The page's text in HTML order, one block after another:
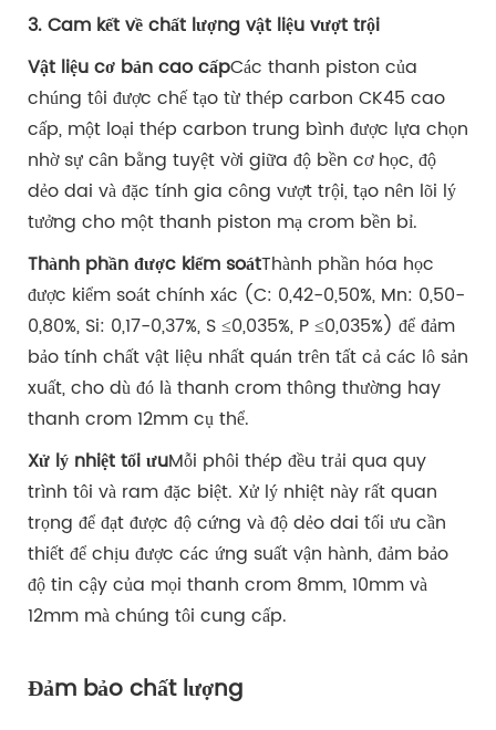
3. Cam kết về chất lượng vật liệu vượt trội
Vật liệu cơ bản cao cấpCác thanh piston của
chúng tôi được chế tạo từ thép carbon CK45 cao
cấp, một loại thép carbon trung bình được lựa chọn
nhờ sự cân bằng tuyệt vời giữa độ bền cơ học, độ
dẻo dai và đặc tính gia công vượt trội, tạo nên lõi lý
tưởng cho một thanh piston mạ crom bền bỉ.
Thành phần được kiểm soátThành phần hóa học
được kiểm soát chính xác (C: 0,42-0,50%, Mn: 0,50-
0,80%, Si: 0,17-0,37%, S ≤0,035%, P ≤0,035%) để đảm
bảo tính chất vật liệu nhất quán trên tất cả các lô sản
xuất, cho dù đó là thanh crom thông thường hay
thanh crom 12mm cụ thể.
Xử lý nhiệt tối ưuMỗi phôi thép đều trải qua quy
trình tôi và ram đặc biệt. Xử lý nhiệt này rất quan
trọng để đạt được độ cứng và độ dẻo dai tối ưu cần
thiết để chịu được các ứng suất vận hành, đảm bảo
độ tin cậy của mọi thanh crom 8mm, 10mm và
12mm mà chúng tôi cung cấp.
Đảm bảo chất lượng